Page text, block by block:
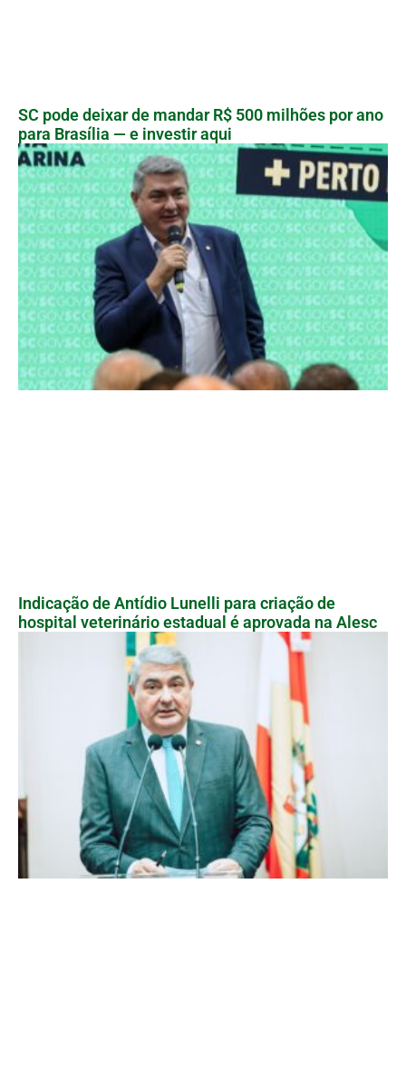
SC pode deixar de mandar R$ 500 milhões por ano
para Brasília — e investir aqui
Indicação de Antídio Lunelli para criação de
hospital veterinário estadual é aprovada na Alesc